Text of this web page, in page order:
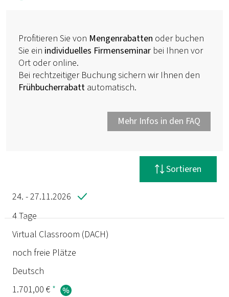
Filter zurücksetzen
Profitieren Sie von Mengenrabatten oder buchen
Sie ein individuelles Firmenseminar bei Ihnen vor
Ort oder online.
Bei rechtzeitiger Buchung sichern wir Ihnen den
Frühbucherrabatt automatisch.
Mehr Infos in den FAQ
Sortieren
Termin
Dauer
Ort
24. - 27.11.2026
4 Tage
Virtual Classroom (DACH)
noch freie Plätze
Deutsch
1.701,00 € *